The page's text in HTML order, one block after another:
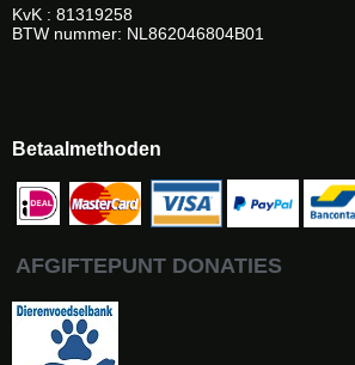
KvK : 81319258
BTW nummer: NL862046804B01
Betaalmethoden
AFGIFTEPUNT DONATIES